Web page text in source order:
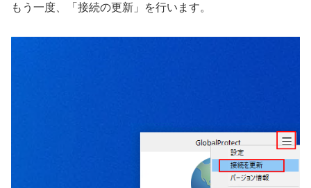
もう一度、「接続の更新」を行います。